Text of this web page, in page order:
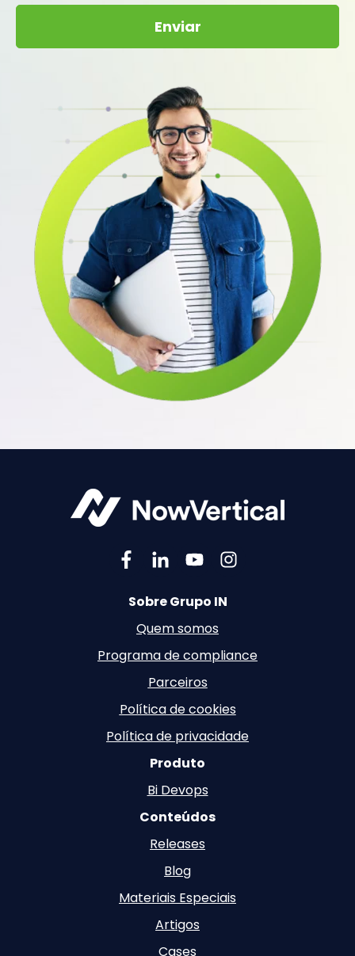
Sobre Grupo IN
Quem somos
Programa de compliance
Parceiros
Política de cookies
Política de privacidade
Produto
Bi Devops
Conteúdos
Releases
Blog
Materiais Especiais
Artigos
Cases